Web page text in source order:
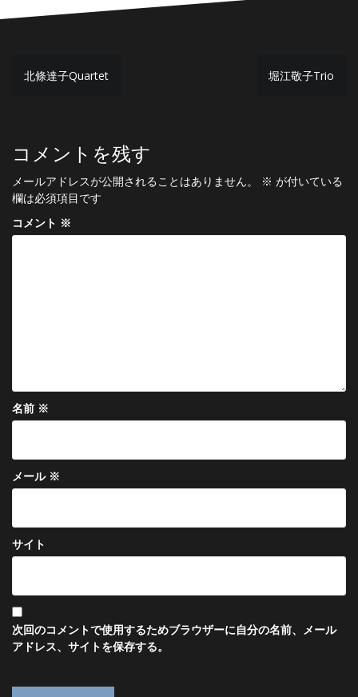
投
ビ
ゲ
ー
シ
北條達子Quartet 堀江敬子Trio
コメントを残す
メールアドレスが公開されることはありません。 ※ が付いている
欄は必須項目です
コメント ※
名前 ※
メール ※
サイト
次回のコメントで使用するためブラウザーに自分の名前、メール
アドレス、サイトを保存する。